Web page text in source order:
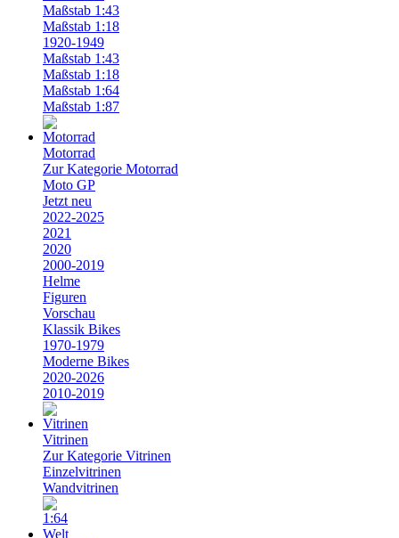
Maßstab 1:43
Maßstab 1:18
1920-1949
Maßstab 1:43
Maßstab 1:18
Maßstab 1:64
Maßstab 1:87
Motorrad
Zur Kategorie Motorrad
Moto GP
Jetzt neu
2022-2025
2021
2020
2000-2019
Helme
Figuren
Vorschau
Klassik Bikes
1970-1979
Moderne Bikes
2020-2026
2010-2019
Vitrinen
Zur Kategorie Vitrinen
Einzelvitrinen
Wandvitrinen